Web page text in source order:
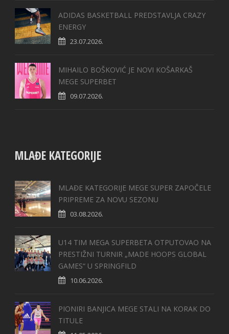
ADIDAS BASKETBALL PREDSTAVLJA CRAZY
ENERGY
23.07.2026.
MIHAILO BOŠKOVIĆ JE NOVI KOŠARKAŠ
MEGE SUPERBET
09.07.2026.
MLAĐE KATEGORIJE
MLAĐE KATEGORIJE MEGE SUPER ZAPOČELE
PRIPREME ZA NOVU SEZONU
03.08.2026.
U14 TIM MEGA SUPERBETA OTPUTOVAO NA
PRESTIŽNI TURNIR „MADE HOOPS GLOBAL
GAMES“ U SPRINGFILD
10.06.2026.
PIONIRI BANJICA MEGE STALI NA KORAK DO
TITULE